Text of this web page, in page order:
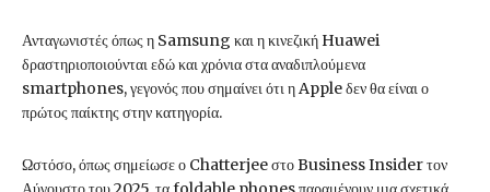
Ανταγωνιστές όπως η Samsung και η κινεζική Huawei
δραστηριοποιούνται εδώ και χρόνια στα αναδιπλούμενα
smartphones, γεγονός που σημαίνει ότι η Apple δεν θα είναι ο
πρώτος παίκτης στην κατηγορία.
Ωστόσο, όπως σημείωσε ο Chatterjee στο Business Insider τον